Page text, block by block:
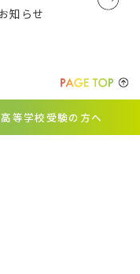
高等学校受験の方へ
知らせ